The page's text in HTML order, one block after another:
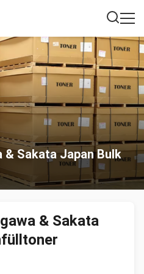
& Sakata Japan Bulk
& Sakata